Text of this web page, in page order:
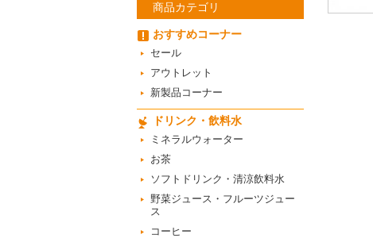
商品カテゴリ
おすすめコーナー
セール
アウトレット
新製品コーナー
ドリンク・飲料水
ミネラルウォーター
お茶
ソフトドリンク・清涼飲料水
野菜ジュース・フルーツジュー
ス
コーヒー